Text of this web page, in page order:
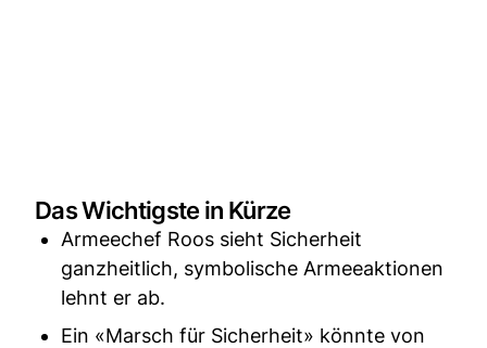
Das Wichtigste in Kürze
Armeechef Roos sieht Sicherheit
ganzheitlich, symbolische Armeeaktionen
lehnt er ab.
Ein «Marsch für Sicherheit» könnte von